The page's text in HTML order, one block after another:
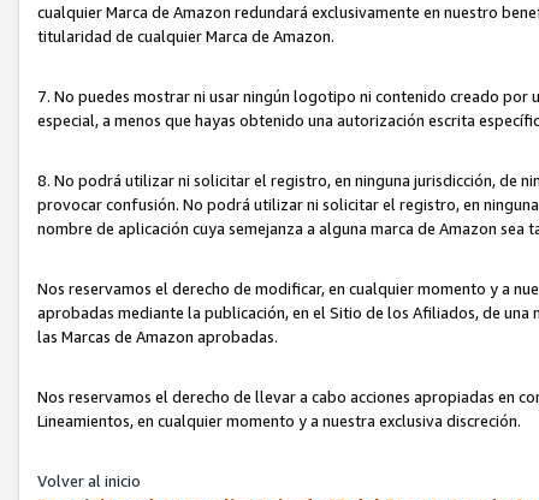
cualquier Marca de Amazon redundará exclusivamente en nuestro
titularidad de cualquier Marca de Amazon.
7. No puedes mostrar ni usar ningún logotipo ni contenido creado por
especial, a menos que hayas obtenido una autorización escrita
8. No podrá utilizar ni solicitar el registro, en ninguna jurisdicción, de
provocar confusión. No podrá utilizar ni solicitar el registro, en
nombre de aplicación cuya semejanza a alguna marca de Amazon
Nos reservamos el derecho de modificar, en cualquier momento y a
aprobadas mediante la publicación, en el Sitio de los Afiliados, de
las Marcas de Amazon aprobadas.
Nos reservamos el derecho de llevar a cabo acciones apropiadas en
Lineamientos, en cualquier momento y a nuestra exclusiva discreción.
Volver al inicio